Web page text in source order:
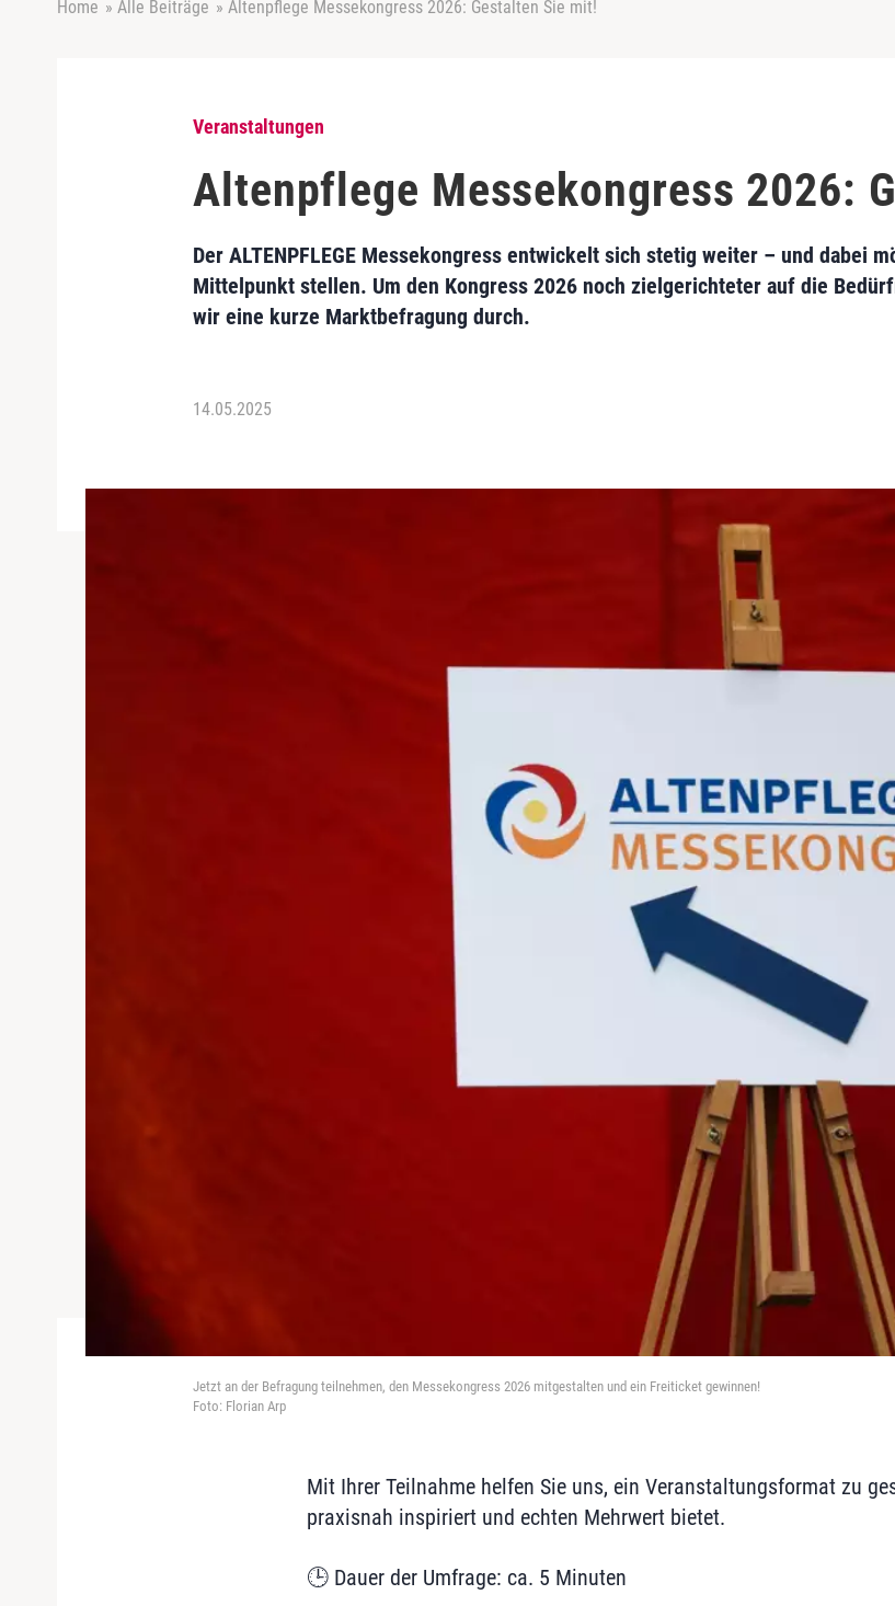
Home » Alle Beiträge » Altenpflege Messekongress 2026: Gestalten Sie mit!
Veranstaltungen
Altenpflege Messekongress 2026:
Der ALTENPFLEGE Messekongress entwickelt sich stetig weiter – und dabei
Mittelpunkt stellen. Um den Kongress 2026 noch zielgerichteter auf die
wir eine kurze Marktbefragung durch.
14.05.2025
Jetzt an der Befragung teilnehmen, den Messekongress 2026 mitgestalten und ein Freiticket gewinnen!
Foto: Florian Arp
Mit Ihrer Teilnahme helfen Sie uns, ein Veranstaltungsformat zu
praxisnah inspiriert und echten Mehrwert bietet.
🕒 Dauer der Umfrage: ca. 5 Minuten